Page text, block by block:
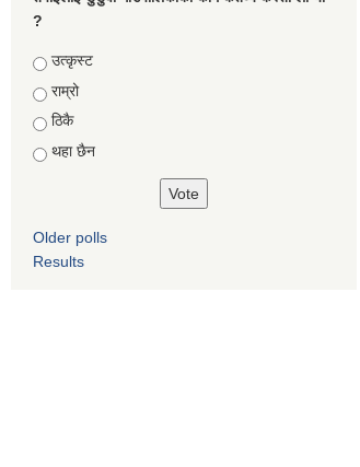
?
Choices
उत्कृस्ट
राम्रो
ठिकै
थहा छैन
Older polls
Results